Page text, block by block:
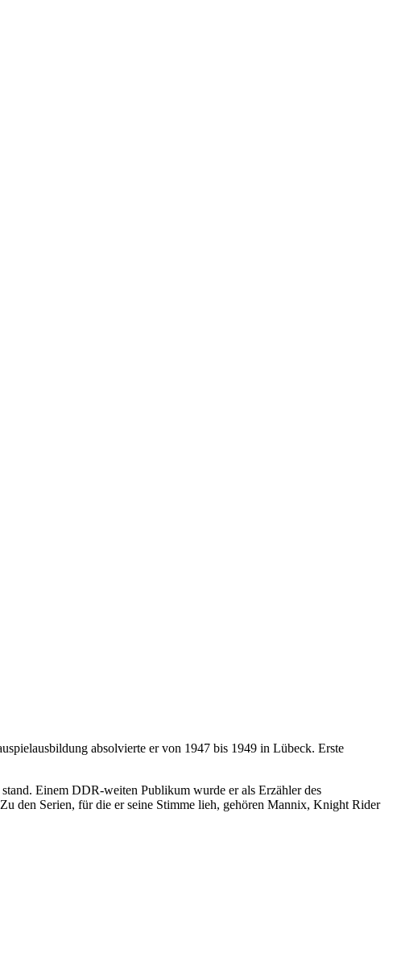
absolvierte er von 1947 bis 1949 in Lübeck. Erste
Einem DDR-weiten Publikum wurde er als Erzähler des
den Serien, für die er seine Stimme lieh, gehören Mannix, Knight Rider